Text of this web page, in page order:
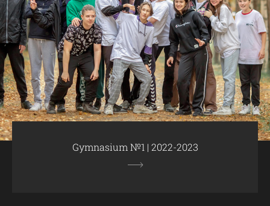
Gymnasium №1 | 2022-2023